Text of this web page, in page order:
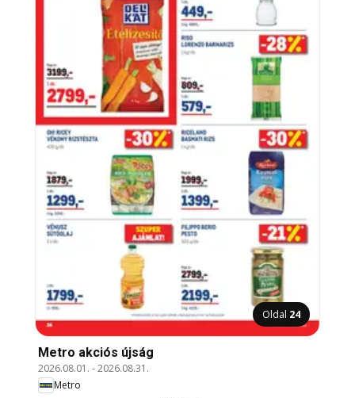
Oldal 24
Metro akciós újság
2026.08.01. -2026.08.31.
Metro